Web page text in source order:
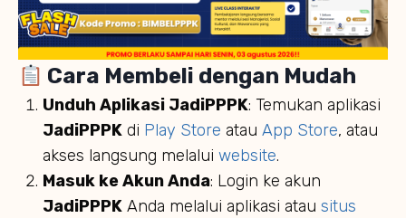
Cara Membeli dengan Mudah
Unduh Aplikasi JadiPPPK: Temukan aplikasi
JadiPPPK di Play Store atau App Store, atau
akses langsung melalui website.
Masuk ke Akun Anda: Login ke akun
JadiPPPK Anda melalui aplikasi atau situs